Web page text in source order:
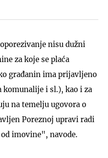
nisu dužni
za koje se plaća
građanin ima prijavljeno
komunalije i sl.), kao i za
na temelju ugovora o
Poreznoj upravi radi
imovine", navode.